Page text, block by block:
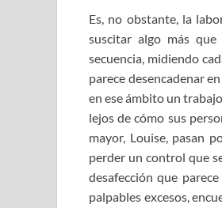
Es, no obstante, la
suscitar algo más
secuencia, midiendo
parece desencadenar
en ese ámbito un
lejos de cómo sus
mayor, Louise, pasan
perder un control que
desafección que
palpables excesos,